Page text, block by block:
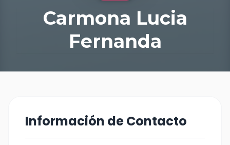
Carmona Lucia
Fernanda
Información de Contacto